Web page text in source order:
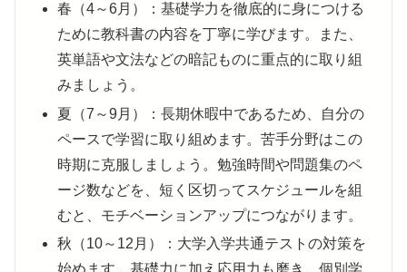
春（4～6月）：基礎学力を徹底的に身につける
ために教科書の内容を丁寧に学びます。また、
英単語や文法などの暗記ものに重点的に取り組
みましょう。
夏（7～9月）：長期休暇中であるため、自分の
ペースで学習に取り組めます。苦手分野はこの
時期に克服しましょう。勉強時間や問題集のペ
ージ数などを、短く区切ってスケジュールを組
むと、モチベーションアップにつながります。
秋（10～12月）：大学入学共通テストの対策を
始めます。基礎力に加え応用力も磨き、個別学